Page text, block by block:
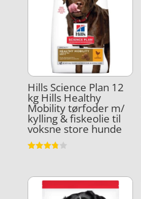
Hills Science Plan 12
kg Hills Healthy
Mobility tørfoder m/
kylling & fiskeolie til
voksne store hunde